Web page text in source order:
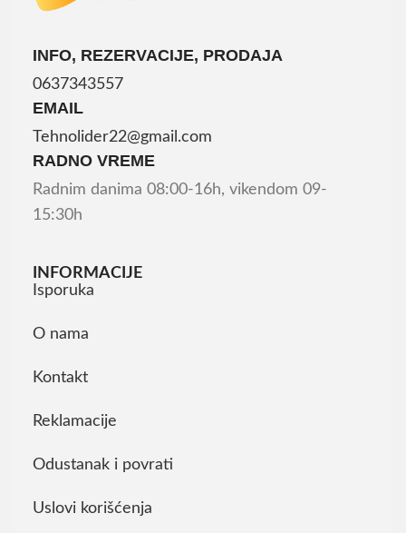
INFO, REZERVACIJE, PRODAJA
0637343557
EMAIL
Tehnolider22@gmail.com
RADNO VREME
Radnim danima 08:00-16h, vikendom 09-
15:30h
INFORMACIJE
Isporuka
O nama
Kontakt
Reklamacije
Odustanak i povrati
Uslovi korišćenja